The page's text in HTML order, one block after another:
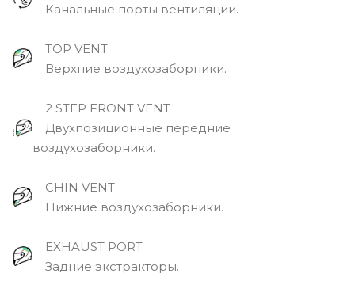
Канальные порты вентиляции.
TOP VENT
Верхние воздухозаборники.
2 STEP FRONT VENT
Двухпозиционные передние
воздухозаборники.
CHIN VENT
Нижние воздухозаборники.
EXHAUST PORT
Задние экстракторы.